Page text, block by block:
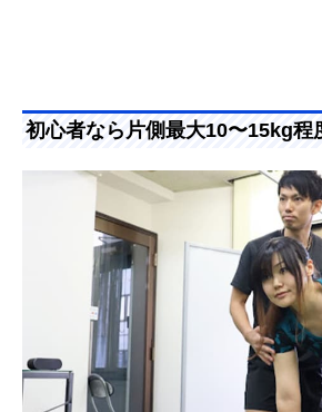
初心者なら片側最大10〜15kg程